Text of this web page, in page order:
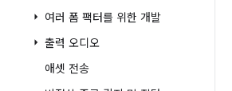
여러 폼 팩터를 위한 개발
출력 오디오
애셋 전송